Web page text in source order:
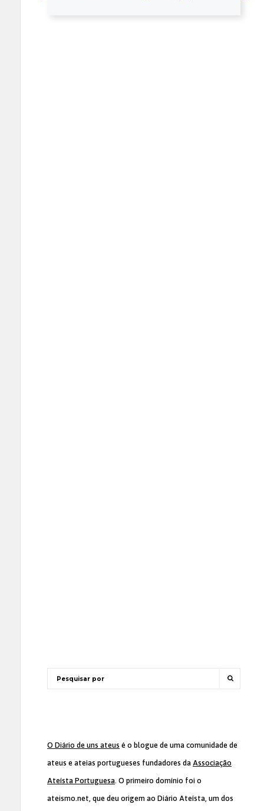
O Diário de uns ateus é o blogue de uma comunidade de
ateus e ateias portugueses fundadores da Associação
Ateísta Portuguesa. O primeiro domínio foi o
ateismo.net, que deu origem ao Diário Ateísta, um dos